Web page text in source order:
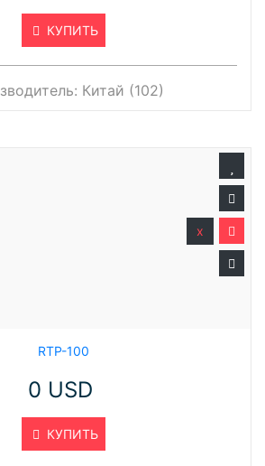
КУПИТЬ
Китай (102)
RTP-100
0 USD
КУПИТЬ
x